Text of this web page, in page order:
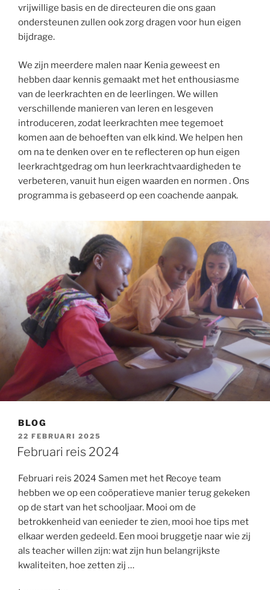
vrijwillige basis en de directeuren die ons gaan
ondersteunen zullen ook zorg dragen voor hun eigen
bijdrage.
We zijn meerdere malen naar Kenia geweest en
hebben daar kennis gemaakt met het enthousiasme
van de leerkrachten en de leerlingen. We willen
verschillende manieren van leren en lesgeven
introduceren, zodat leerkrachten mee tegemoet
komen aan de behoeften van elk kind. We helpen hen
om na te denken over en te reflecteren op hun eigen
leerkrachtgedrag om hun leerkrachtvaardigheden te
verbeteren, vanuit hun eigen waarden en normen . Ons
programma is gebaseerd op een coachende aanpak.
BLOG
GEPLAATST
OP
22 FEBRUARI 2025
Februari reis 2024
Februari reis 2024 Samen met het Recoye team
hebben we op een coöperatieve manier terug gekeken
op de start van het schooljaar. Mooi om de
betrokkenheid van eenieder te zien, mooi hoe tips met
elkaar werden gedeeld. Een mooi bruggetje naar wie zij
als teacher willen zijn: wat zijn hun belangrijkste
kwaliteiten, hoe zetten zij …